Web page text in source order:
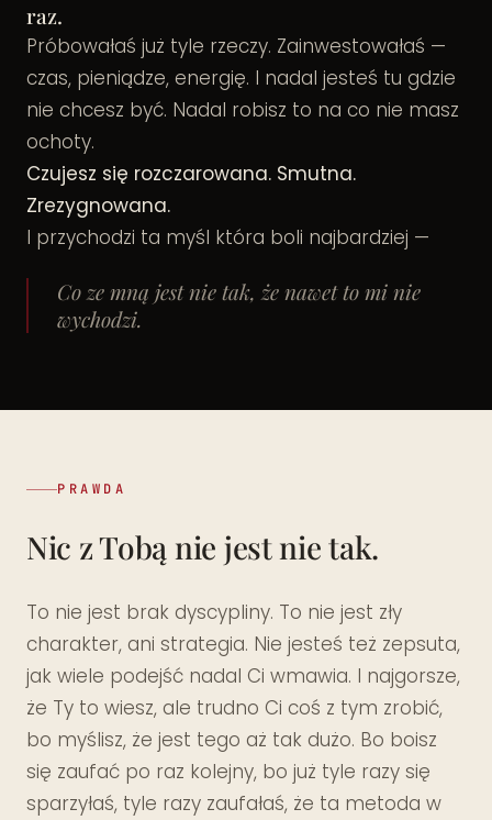
raz.
Próbowałaś już tyle rzeczy. Zainwestowałaś —
czas, pieniądze, energię. I nadal jesteś tu gdzie
nie chcesz być. Nadal robisz to na co nie masz
ochoty.
Czujesz się rozczarowana. Smutna.
Zrezygnowana.
I przychodzi ta myśl która boli najbardziej —
Co ze mną jest nie tak, że nawet to mi nie
wychodzi.
PRAWDA
Nic z Tobą nie jest nie tak.
To nie jest brak dyscypliny. To nie jest zły
charakter, ani strategia. Nie jesteś też zepsuta,
jak wiele podejść nadal Ci wmawia. I najgorsze,
że Ty to wiesz, ale trudno Ci coś z tym zrobić,
bo myślisz, że jest tego aż tak dużo. Bo boisz
się zaufać po raz kolejny, bo już tyle razy się
sparzyłaś, tyle razy zaufałaś, że ta metoda w